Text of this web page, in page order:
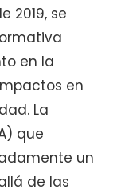
2019, se
en la
en
La
que
un
de las